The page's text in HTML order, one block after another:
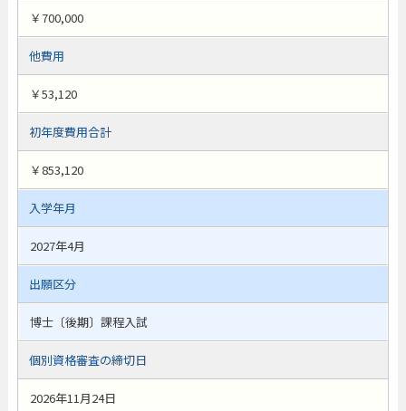
￥700,000
他費用
￥53,120
初年度費用合計
￥853,120
入学年月
2027年4月
出願区分
博士〔後期〕課程入試
個別資格審査の締切日
2026年11月24日